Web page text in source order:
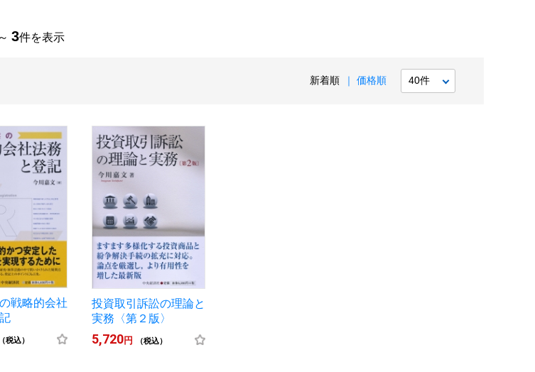
3件を表示
新着順 価格順
戦略的会社
（税込）
投資取引訴訟の理論と
実務〈第２版〉
5,720円 （税込）